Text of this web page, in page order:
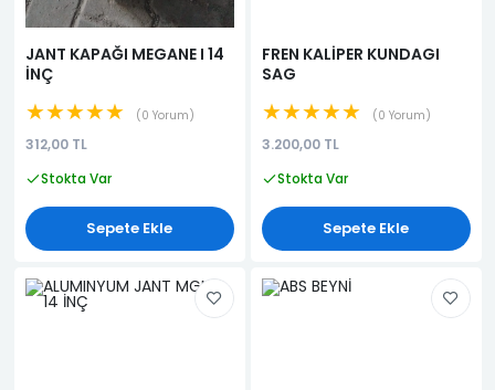
JANT KAPAĞI MEGANE I 14
İNÇ
★★★★★ 0 Yorum
312,00 TL
Stokta Var
Sepete Ekle
FREN KALİPER KUNDAGI
SAG
★★★★★ 0 Yorum
3.200,00 TL
Stokta Var
Sepete Ekle